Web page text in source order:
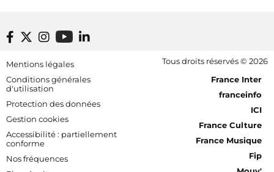
Footer bottom
Mentions légales
Conditions générales
d'utilisation
Protection des données
Gestion cookies
Accessibilité : partiellement
conforme
Nos fréquences
Tous droits réservés © 2026
[RDF] Pied de page - Mobile
France Inter
franceinfo
ICI
France Culture
France Musique
Fip